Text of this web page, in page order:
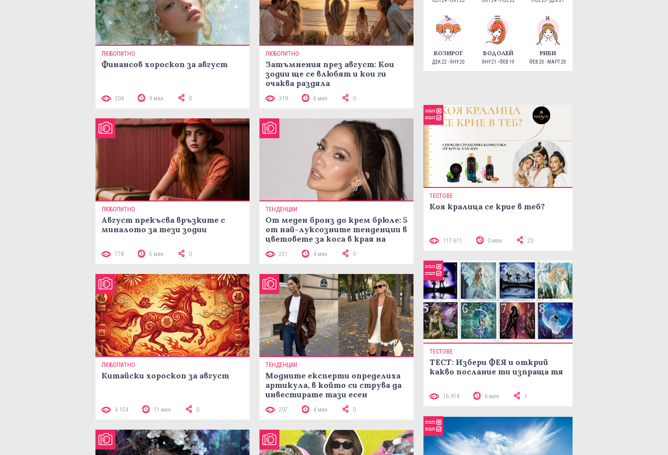
ЛЮБОПИТНО
Финансов хороскоп за август
204 9 мин 0
ЛЮБОПИТНО
Затъмнения през август: Кои
зодии ще се влюбят и кои ги
очаква раздяла
319 6 мин 0
ЛЮБОПИТНО
Август прекъсва връзките с
миналото за тези зодии
778 5 мин 0
ТЕНДЕНЦИИ
От меден бронз до крем брюле: 5
от най-луксозните тенденции в
цветовете за коса в края на
231 4 мин 0
ЛЮБОПИТНО
Китайски хороскоп за август
4 154 11 мин 0
ТЕНДЕНЦИИ
Модните експерти определиха
артикула, в който си струва да
инвестирате тази есен
297 4 мин 0
КОЗИРОГ
ДЕК 22 - ЯНУ 20
ВОДОЛЕЙ
ЯНУ 21 - ФЕВ 19
РИБИ
ФЕВ 20 - МАРТ 20
ТЕСТОВЕ
Коя кралица се крие в теб?
117 611 0 мин 20
ТЕСТОВЕ
ТЕСТ: Избери ФЕЯ и открий
какво послание ти изпраща тя
16 914 6 мин 1